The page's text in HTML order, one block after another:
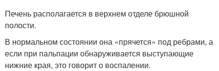
Печень располагается в верхнем отделе брюшной
полости.
В нормальном состоянии она «прячется» под ребрами, а
если при пальпации обнаруживается выступающие
нижние края, это говорит о воспалении.